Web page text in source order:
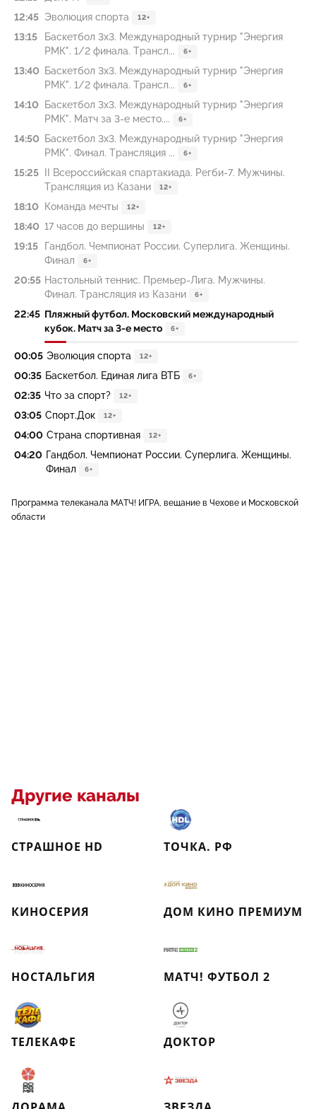
12:45 Эволюция спорта 12+
13:15
Баскетбол 3х3. Международный турнир "Энергия
РМК". 1/2 финала. Трансл...
6+
13:40
Баскетбол 3х3. Международный турнир "Энергия
РМК". 1/2 финала. Трансл...
6+
14:10
Баскетбол 3х3. Международный турнир "Энергия
РМК". Матч за 3-е место....
6+
14:50
Баскетбол 3х3. Международный турнир "Энергия
РМК". Финал. Трансляция ...
6+
15:25
II Всероссийская спартакиада. Регби-7. Мужчины.
Трансляция из Казани
12+
18:10 Команда мечты 12+
18:40 17 часов до вершины 12+
19:15
Гандбол. Чемпионат России. Суперлига. Женщины.
Финал
6+
20:55 Настольный теннис. Премьер-Лига. Мужчины.
Финал. Трансляция из Казани
6+
22:45 Пляжный футбол. Московский международный
кубок. Матч за 3-е место
6+
00:05 Эволюция спорта 12+
00:35 Баскетбол. Единая лига ВТБ 6+
02:35 Что за спорт? 12+
03:05 Спорт.Док 12+
04:00 Страна спортивная 12+
04:20 Гандбол. Чемпионат России. Суперлига. Женщины.
Финал
6+
Программа телеканала МАТЧ! ИГРА, вещание в Чехове и Московской
области
Другие каналы
СТРАШНОЕ HD ТОЧКА. РФ
КИНОСЕРИЯ ДОМ КИНО ПРЕМИУМ
НОСТАЛЬГИЯ МАТЧ! ФУТБОЛ 2
ТЕЛЕКАФЕ ДОКТОР